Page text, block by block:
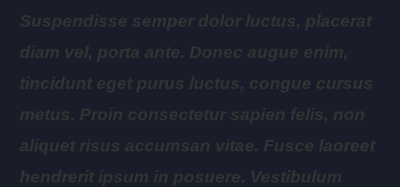
Suspendisse semper dolor luctus, placerat
diam vel, porta ante. Donec augue enim,
tincidunt eget purus luctus, congue cursus
metus. Proin consectetur sapien felis, non
aliquet risus accumsan vitae. Fusce laoreet
hendrerit ipsum in posuere. Vestibulum